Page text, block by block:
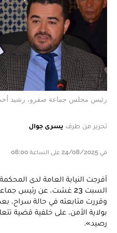
رئيس مجلس جماعة صفرو، رشيد
تحرير من طرف يسرى جوال
في 24/08/2025 على الساعة 08:00
أفرجت النيابة العامة لدى
السبت 23 غشت، عن رئيس
وقررت متابعته في حالة سراح،
بولاية الأمن، على خلفية قضية
رصيد».